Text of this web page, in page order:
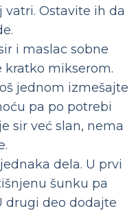
Ostavite ih da
i maslac sobne
mikserom.
jednom izmešajte
pa po potrebi
sir već slan, nema
dela. U prvi
šunku pa
drugi deo dodajte